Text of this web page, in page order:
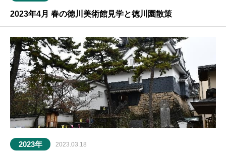
2023年4月 春の徳川美術館見学と徳川園散策
2023年 2023.03.18